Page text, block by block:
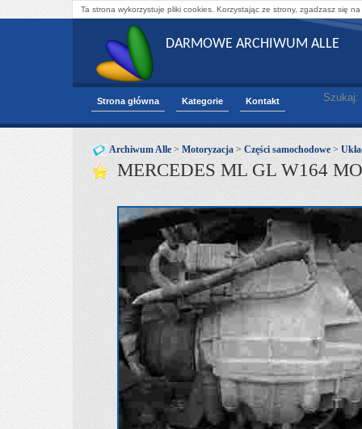
Ta strona wykorzystuje pliki cookies. Korzystając ze strony, zgadzasz się
DARMOWE ARCHIWUM ALLE
Strona główna Kategorie Kontakt Szukaj:
Archiwum Alle > Motoryzacja > Części samochodowe >
MERCEDES ML GL W164